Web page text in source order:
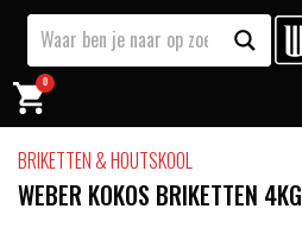
0
BRIKETTEN & HOUTSKOOL
WEBER KOKOS BRIKETTEN 4KG